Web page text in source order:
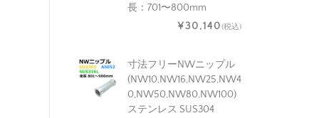
長：701〜800mm
¥30,140(税込)
寸法フリーNWニップル
(NW10,NW16,NW25,NW4
0,NW50,NW80,NW100)
ステンレス SUS304